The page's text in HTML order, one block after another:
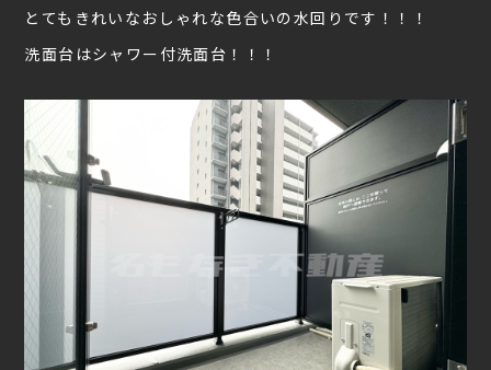
とてもきれいなおしゃれな色合いの水回りです！！！
洗面台はシャワー付洗面台！！！